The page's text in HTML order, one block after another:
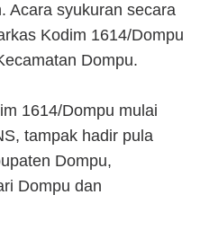
Acara syukuran secara
Kodim 1614/Dompu
Dompu.
1614/Dompu mulai
tampak hadir pula
Dompu,
Dompu dan